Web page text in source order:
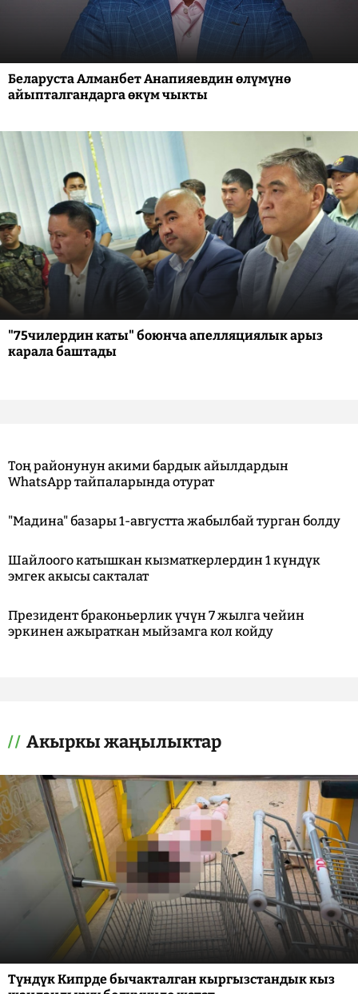
Беларуста Алманбет Анапияевдин өлүмүнө
айыпталгандарга өкүм чыкты
"75чилердин каты" боюнча апелляциялык арыз
карала баштады
Тоң районунун акими бардык айылдардын
WhatsApp тайпаларында отурат
"Мадина" базары 1-августта жабылбай турган болду
Шайлоого катышкан кызматкерлердин 1 күндүк
эмгек акысы сакталат
Президент браконьерлик үчүн 7 жылга чейин
эркинен ажыраткан мыйзамга кол койду
Акыркы жаңылыктар
Түндүк Кипрде бычакталган кыргызстандык кыз